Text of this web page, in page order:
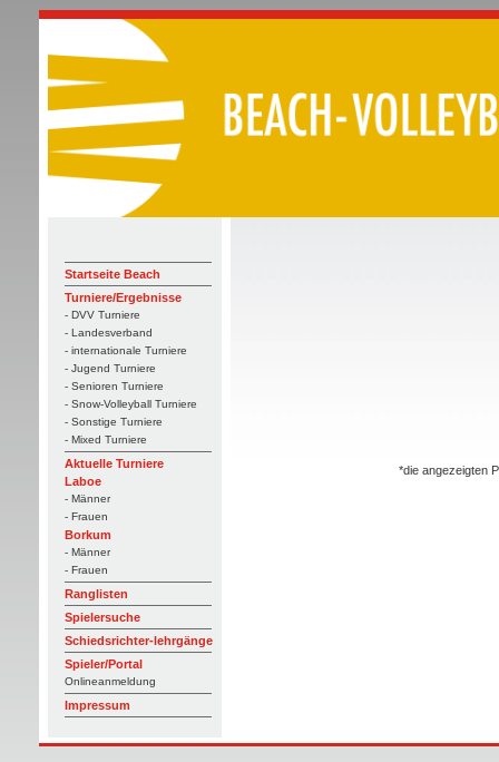
Startseite Beach
Turniere/Ergebnisse
- DVV Turniere
- Landesverband
- internationale Turniere
- Jugend Turniere
- Senioren Turniere
- Snow-Volleyball Turniere
- Sonstige Turniere
- Mixed Turniere
Aktuelle Turniere
Laboe
- Männer
- Frauen
Borkum
- Männer
- Frauen
Ranglisten
Spielersuche
Schiedsrichter-lehrgänge
Spieler/Portal
Onlineanmeldung
Impressum
*die angezeigten